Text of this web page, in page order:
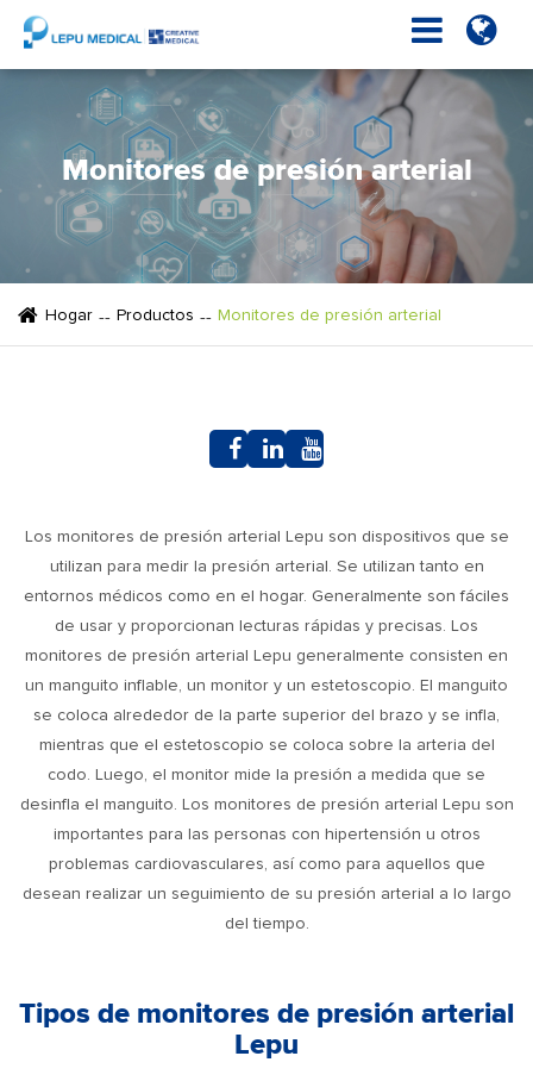
Monitores de presión arterial
Hogar Productos Monitores de presión arterial
Los monitores de presión arterial Lepu son dispositivos que se
utilizan para medir la presión arterial. Se utilizan tanto en
entornos médicos como en el hogar. Generalmente son fáciles
de usar y proporcionan lecturas rápidas y precisas. Los
monitores de presión arterial Lepu generalmente consisten en
un manguito inflable, un monitor y un estetoscopio. El manguito
se coloca alrededor de la parte superior del brazo y se infla,
mientras que el estetoscopio se coloca sobre la arteria del
codo. Luego, el monitor mide la presión a medida que se
desinfla el manguito. Los monitores de presión arterial Lepu son
importantes para las personas con hipertensión u otros
problemas cardiovasculares, así como para aquellos que
desean realizar un seguimiento de su presión arterial a lo largo
del tiempo.
Tipos de monitores de presión arterial
Lepu